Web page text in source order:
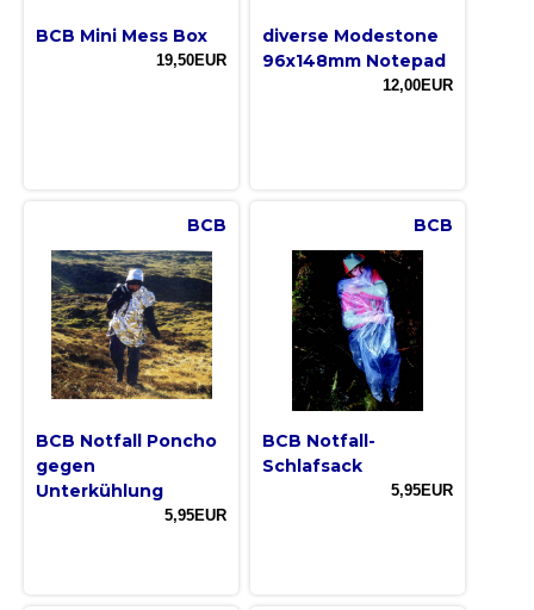
BCB Mini Mess Box
19,50EUR
diverse Modestone
96x148mm Notepad
12,00EUR
BCB
BCB Notfall Poncho
gegen
Unterkühlung
5,95EUR
BCB
BCB Notfall-
Schlafsack
5,95EUR